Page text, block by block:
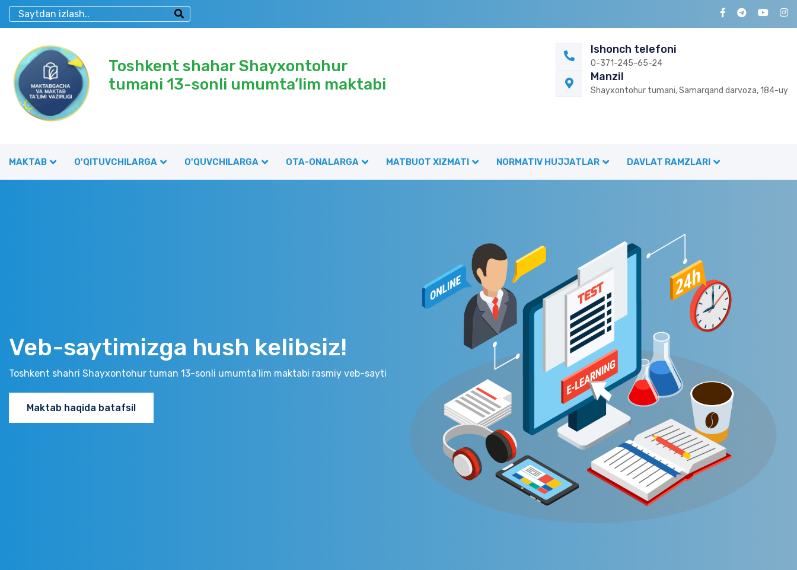
Toshkent shahar Shayxontohur
tumani 13-sonli umumta’lim maktabi
Ishonch telefoni
0-371-245-65-24
Manzil
Shayxontohur tumani, Samarqand darvoza, 184-uy
MAKTAB O'QITUVCHILARGA O'QUVCHILARGA OTA-ONALARGA MATBUOT XIZMATI NORMATIV HUJJATLAR DAVLAT RAMZLARI
Veb-saytimizga hush kelibsiz!
Toshkent shahri Shayxontohur tuman 13-sonli umumta‘lim maktabi rasmiy veb-sayti
Maktab haqida batafsil